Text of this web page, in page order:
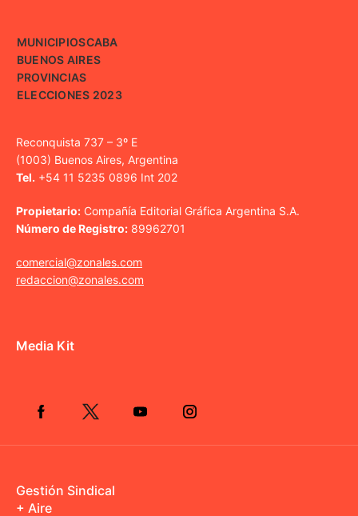
MUNICIPIOSCABA
BUENOS AIRES
PROVINCIAS
ELECCIONES 2023
Reconquista 737 – 3º E
(1003) Buenos Aires, Argentina
Tel. +54 11 5235 0896 Int 202
Propietario: Compañía Editorial Gráfica Argentina S.A.
Número de Registro: 89962701
comercial@zonales.com
redaccion@zonales.com
Media Kit
Gestión Sindical
+ Aire